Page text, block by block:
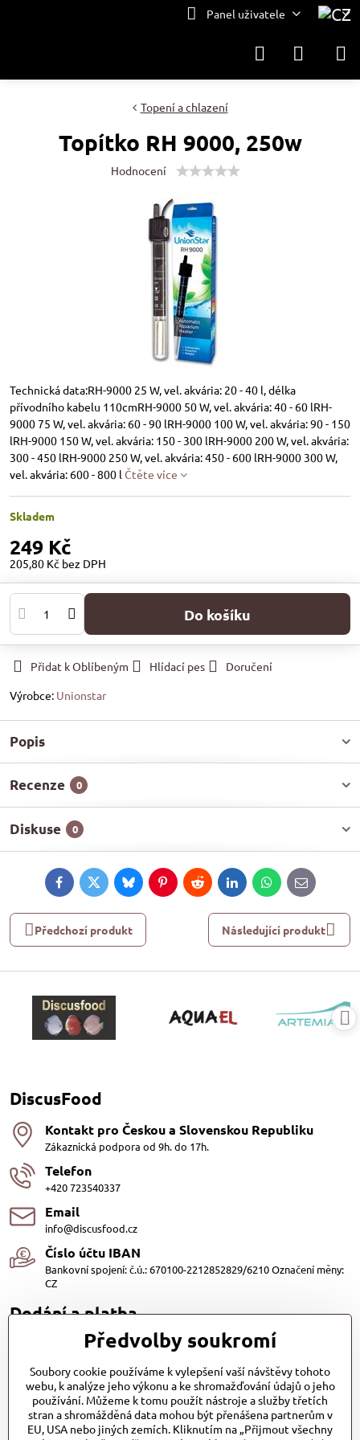
Panel uživatele
Topení a chlazení
Topítko RH 9000, 250w
Hodnocení
Technická data:RH-9000 25 W, vel. akvária: 20 - 40 l, délka
přívodního kabelu 110cmRH-9000 50 W, vel. akvária: 40 - 60 lRH-
9000 75 W, vel. akvária: 60 - 90 lRH-9000 100 W, vel. akvária: 90 - 150
lRH-9000 150 W, vel. akvária: 150 - 300 lRH-9000 200 W, vel. akvária:
300 - 450 lRH-9000 250 W, vel. akvária: 450 - 600 lRH-9000 300 W,
vel. akvária: 600 - 800 l Čtěte více
Skladem
249 Kč
205,80 Kč bez DPH
Do košíku
Přidat k Oblíbeným Hlídací pes
Doručení
Výrobce: Unionstar
Popis
Recenze 0
Diskuse 0
FacebookTwitterBlueskyPinterestRedditLinkedInWhatsApp
E-
mail
Předchozí produkt Následující produkt
DiscusFood
Kontakt pro Českou a Slovenskou Republiku
Zákaznická podpora od 9h. do 17h.
Telefon
+420 723540337
Email
info@discusfood.cz
Číslo účtu IBAN
Bankovní spojení: č.ú.: 670100-2212852829/6210 Označení měny:
CZ
Dodání a platba
Dodání
s.r.o. a Zásilkovna
Platby
Dobírkou (25,- Kč)
Bankovním převodem (zdarma)
Předvolby soukromí
Soubory cookie používáme k vylepšení vaší návštěvy tohoto
webu, k analýze jeho výkonu a ke shromažďování údajů o jeho
používání. Můžeme k tomu použít nástroje a služby třetích
stran a shromážděná data mohou být přenášena partnerům v
EU, USA nebo jiných zemích. Kliknutím na „Přijmout všechny